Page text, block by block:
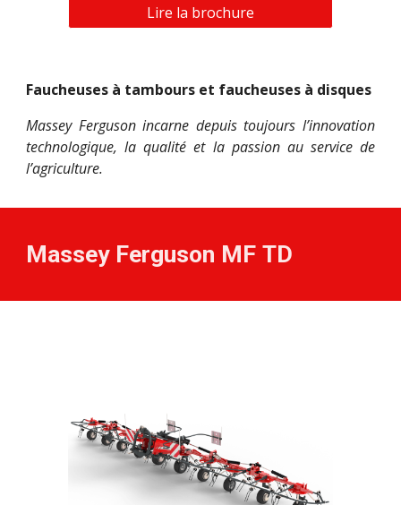
Lire la brochure
Faucheuses à tambours et faucheuses à disques
Massey Ferguson incarne depuis toujours l’innovation
technologique, la qualité et la passion au service de
l’agriculture.
Massey Ferguson MFTD